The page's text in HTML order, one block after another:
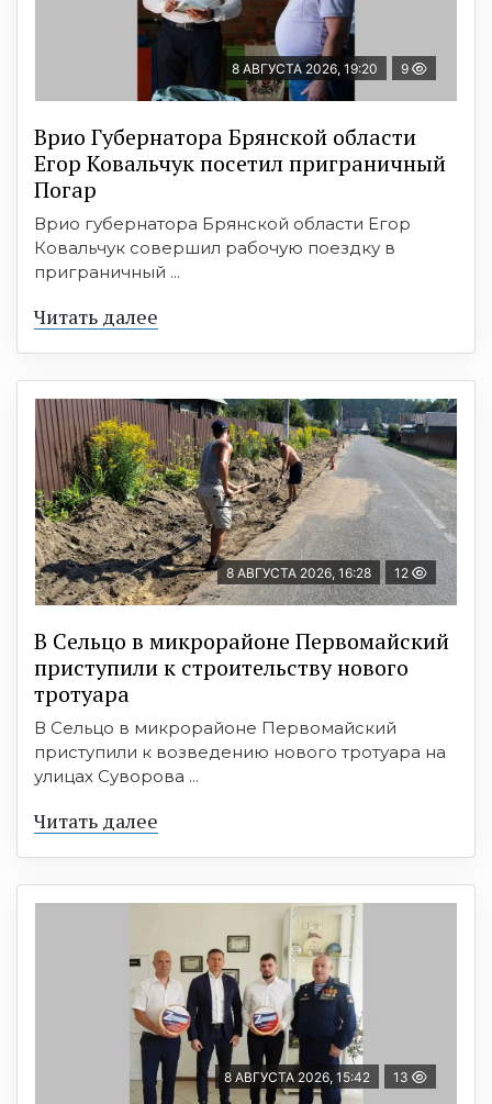
8 АВГУСТА 2026, 19:20 9
Врио Губернатора Брянской области
Егор Ковальчук посетил приграничный
Погар
Врио губернатора Брянской области Егор
Ковальчук совершил рабочую поездку в
приграничный ...
Читать далее
8 АВГУСТА 2026, 16:28 12
В Сельцо в микрорайоне Первомайский
приступили к строительству нового
тротуара
В Сельцо в микрорайоне Первомайский
приступили к возведению нового тротуара на
улицах Суворова ...
Читать далее
8 АВГУСТА 2026, 15:42 13